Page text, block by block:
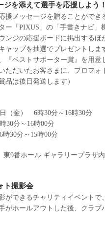
ジを添えて選手を応援しよ
援メッセージを贈ることがで
ー「PIXUS」の「手書きナビ
ンジの応援ボードに掲出する
ャップを抽選でプレゼントし
『ベストサポーター賞』を用
ただいたお客さまに、プロフ
品は後日発送します）
（金） 6時30分～16時30分
30分～16時00分
30分～15時00分
東9番ホール ギャラリープラザ
ト撮影会
ができるチャリティイベント
がホールアウトした後、クラブ